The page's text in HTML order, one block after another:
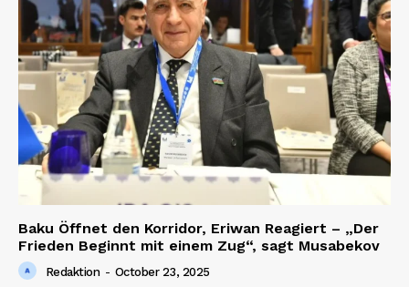
Baku Öffnet den Korridor, Eriwan Reagiert – „Der
Frieden Beginnt mit einem Zug“, sagt Musabekov
Redaktion - October 23, 2025